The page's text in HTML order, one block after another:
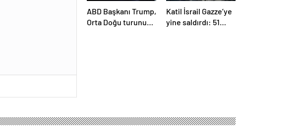
ABD Başkanı Trump,
Orta Doğu turunun
Katil İsrail Gazze’ye
yine saldırdı: 51